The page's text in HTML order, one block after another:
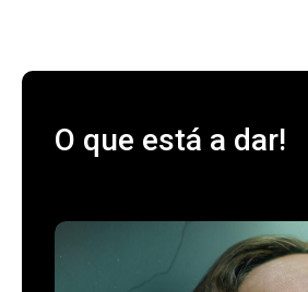
O que está a dar!